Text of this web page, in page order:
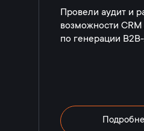
Провели аудит и
возможности
по генерации